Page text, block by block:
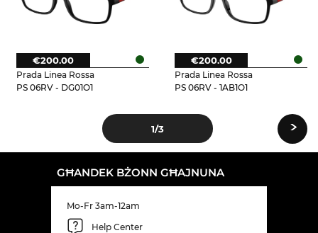
Prada Linea Rossa
PS 06RV - DG01O1
€200.00
Prada Linea Rossa
PS 06RV - 1AB1O1
€200.00
1/3 ›
GĦANDEK BŻONN GĦAJNUNA
Mo-Fr 3am-12am
Help Center